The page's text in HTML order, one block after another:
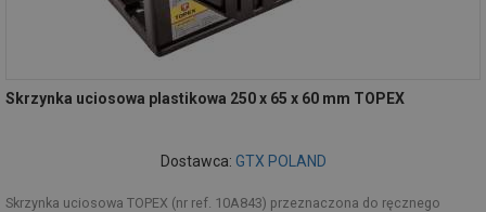
Skrzynka uciosowa plastikowa 250 x 65 x 60 mm TOPEX
Dostawca: GTX POLAND
Skrzynka uciosowa TOPEX (nr ref. 10A843) przeznaczona do ręcznego